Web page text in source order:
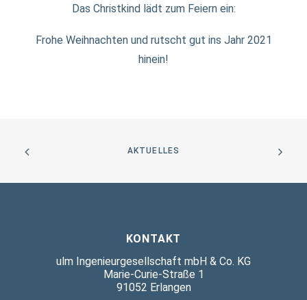
Das Christkind lädt zum Feiern ein:
Frohe Weihnachten und rutscht gut ins Jahr 2021
hinein!
AKTUELLES
KONTAKT
ulm Ingenieurgesellschaft mbH & Co. KG
Marie-Curie-Straße 1
91052 Erlangen